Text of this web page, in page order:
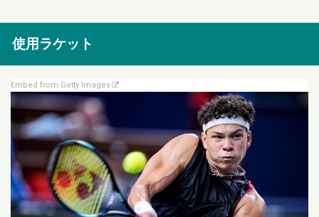
使用ラケット
Embed from Getty Images